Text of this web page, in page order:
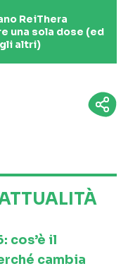
ReiThera
una sola dose (ed
altri)
cos’è il
cambia